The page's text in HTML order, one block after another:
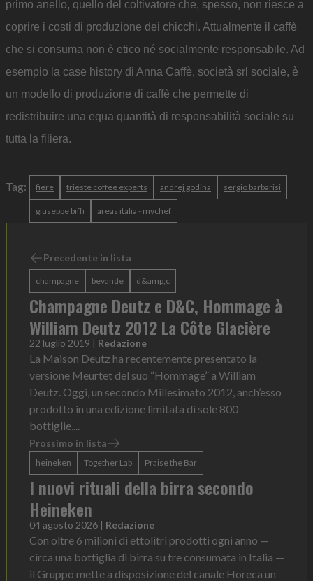
primo anello, quello del coltivatore che, spesso, non riesce a
coprire i costi di produzione dei chicchi. Attualmente il caffè
che si consuma non è etico né socialmente responsabile. Ad
esempio la case history di Anna Caffè, società srl sociale, è
un modello di produzione di caffè che permette di
redistribuire una equa quantità di responsabilità sociale su
tutta la filiera.
Tag: fiere trieste coffee experts andrej godina sergio barbarisi
giuseppe biffi areas italia - mychef
Precedente in lista
champagne bevande d&amp;c
Champagne Deutz e D&C, Hommage à
William Deutz 2012 La Côte Glacière
22 luglio 2019 | Redazione
La Maison Deutz ha recentemente presentato la
versione Meurtet del suo “Hommage” a William
Deutz. Oggi, un secondo Millesimato 2012, anch’esso
prodotto in una edizione limitata di sole 800
bottiglie,...
Prossimo in lista
heineken Together Lab Praise the Bar
I nuovi rituali della birra secondo
Heineken
04 agosto 2026 | Redazione
Con oltre 6 milioni di ettolitri prodotti ogni anno —
circa una bottiglia di birra su tre consumata in Italia —
il Gruppo mette a disposizione del canale Horeca un